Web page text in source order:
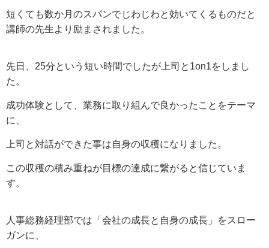
短くても数か月のスパンでじわじわと効いてくるものだと
講師の先生より励まされました。
先日、25分という短い時間でしたが上司と1on1をしまし
た。
成功体験として、業務に取り組んで良かったことをテーマ
に、
上司と対話ができた事は自身の収穫になりました。
この収穫の積み重ねが目標の達成に繋がると信じていま
す。
人事総務経理部では「会社の成長と自身の成長」をスロー
ガンに、